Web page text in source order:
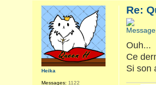
Re:
Ouh...
Ce
Si son
Heika
Messages: 1122